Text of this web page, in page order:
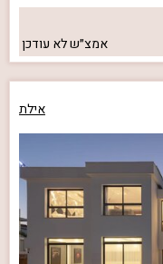
אמצ״שלא עודכן
אילת